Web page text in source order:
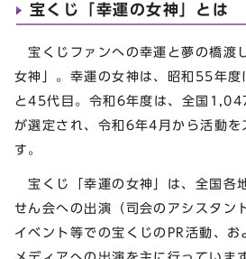
宝くじ「幸運の女神」とは
宝くじファンへの幸運と夢の橋渡
女神」。幸運の女神は、昭和55年度
と45代目。令和6年度は、全国
が選定され、令和6年4月から活動を
す。
宝くじ「幸運の女神」は、全国各
せん会への出演（司会のアシスタン
イベント等での宝くじのPR活動、お